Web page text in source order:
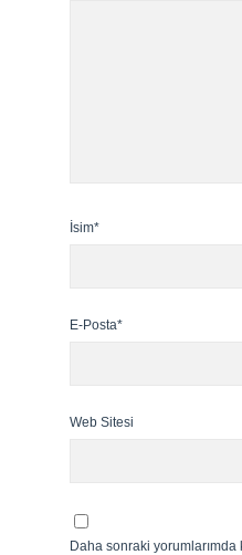
İsim*
E-Posta*
Web Sitesi
Daha sonraki yorumlarımda